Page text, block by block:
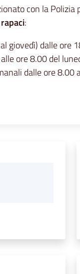
con la Polizia
:
giovedì) dalle ore
ore 8.00 del
dalle ore 8.00